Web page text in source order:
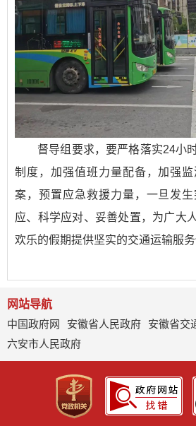
督导组要求，要严格落实24小
制度，加强值班力量配备，加强
案，预置应急救援力量，一旦发
应、科学应对、妥善处置，为广大
欢乐的假期提供坚实的交通运输服务
网站导航
中国政府网
安徽省人民政府
安徽省交
六安市人民政府